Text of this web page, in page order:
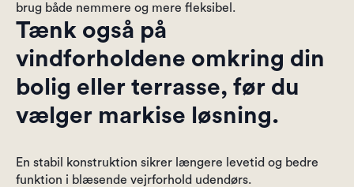
brug både nemmere og mere fleksibel.
Tænk også på
vindforholdene omkring din
bolig eller terrasse, før du
vælger markise løsning.
En stabil konstruktion sikrer længere levetid og bedre
funktion i blæsende vejrforhold udendørs.